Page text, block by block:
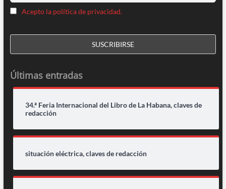
Acepto la política de privacidad.
Últimas entradas
34.ª Feria Internacional del Libro de La Habana, claves de
redacción
situación eléctrica, claves de redacción